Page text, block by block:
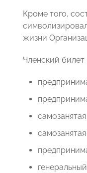
Кроме того,
жизни
Членский билет